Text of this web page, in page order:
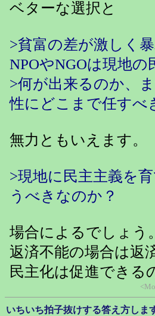
ベターな選択と
>貧富の差が激しく
NPOやNGOは現地
>何が出来るのか、
性にどこまで任すべ
無力ともいえます。
>現地に民主主義を
うべきなのか？
場合によるでしょう。
返済不能の場合は返
民主化は促進できる
いちいち拍子抜けする答え方しま